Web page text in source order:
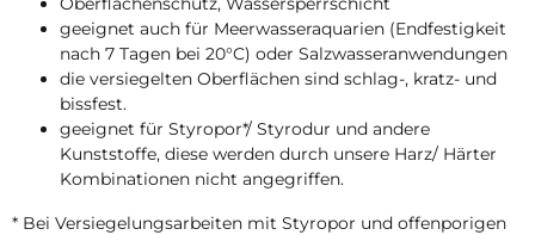
geeignet auch für Meerwasseraquarien (Endfestigkeit
nach 7 Tagen bei 20°C) oder Salzwasseranwendungen
die versiegelten Oberflächen sind schlag-, kratz- und
bissfest.
geeignet für Styropor*/ Styrodur und andere
Kunststoffe, diese werden durch unsere Harz/ Härter
Kombinationen nicht angegriffen.
* Bei Versiegelungsarbeiten mit Styropor und offenporigen